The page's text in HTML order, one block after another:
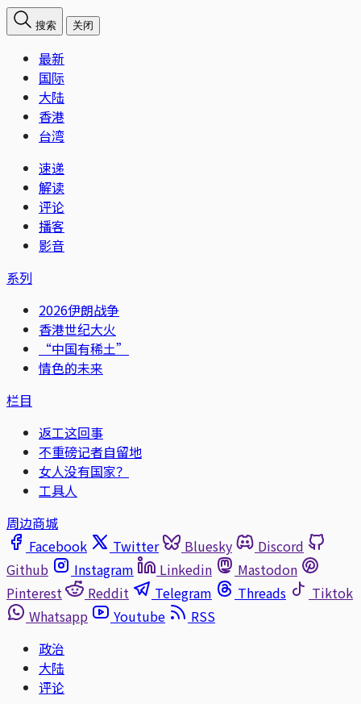
搜索 关闭
最新
国际
大陆
香港
台湾
速递
解读
评论
播客
影音
系列
2026伊朗战争
香港世纪大火
“中国有稀土”
情色的未来
栏目
返工这回事
不重磅记者自留地
女人没有国家？
工具人
周边商城
Facebook
Twitter Bluesky
Discord
Github
Instagram Linkedin
Mastodon
Pinterest
Reddit Telegram Threads
Tiktok
Whatsapp
Youtube
RSS
政治
大陆
评论